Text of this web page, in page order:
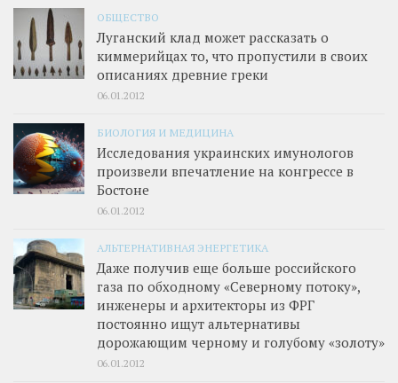
ОБЩЕСТВО
Луганский клад может рассказать о
киммерийцах то, что пропустили в своих
описаниях древние греки
06.01.2012
БИОЛОГИЯ И МЕДИЦИНА
Исследования украинских имунологов
произвели впечатление на конгрессе в
Бостоне
06.01.2012
АЛЬТЕРНАТИВНАЯ ЭНЕРГЕТИКА
Даже получив еще больше российского
газа по обходному «Северному потоку»,
инженеры и архитекторы из ФРГ
постоянно ищут альтернативы
дорожающим черному и голубому «золоту»
06.01.2012